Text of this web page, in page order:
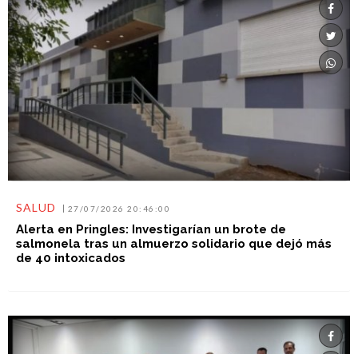
SALUD 27/07/2026 20:46:00
Alerta en Pringles: Investigarían un brote de
salmonela tras un almuerzo solidario que dejó más
de 40 intoxicados